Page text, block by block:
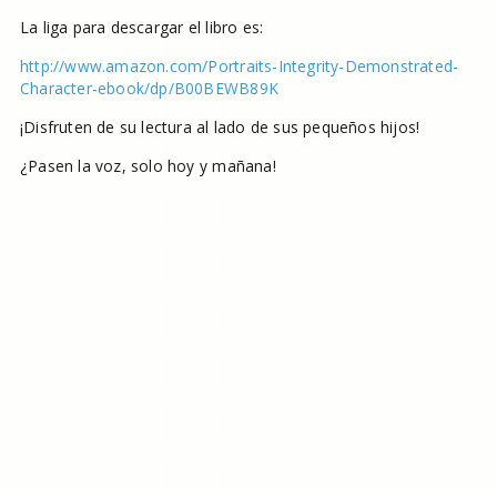
La liga para descargar el libro es:
http://www.amazon.com/Portraits-Integrity-Demonstrated-
Character-ebook/dp/B00BEWB89K
¡Disfruten de su lectura al lado de sus pequeños hijos!
¿Pasen la voz, solo hoy y mañana!